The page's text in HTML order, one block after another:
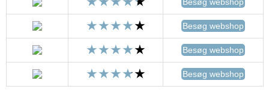
Besøg webshop
Besøg webshop
Besøg webshop